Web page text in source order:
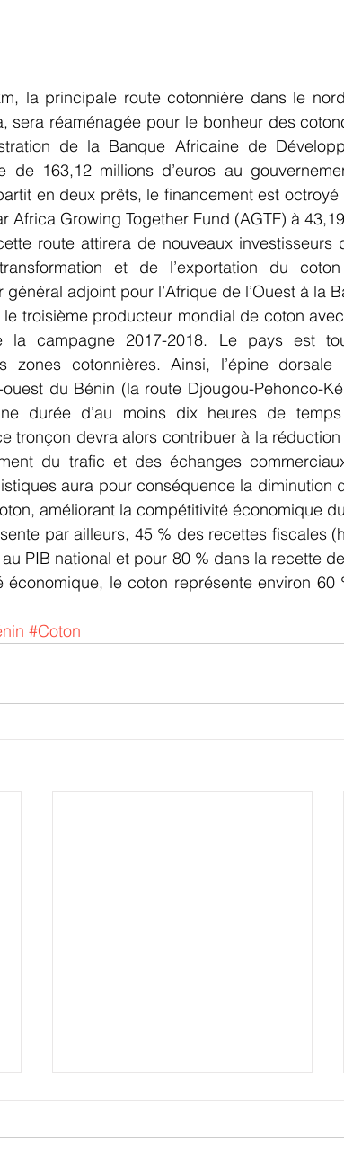
la principale route cotonnière dans le
sera réaménagée pour le bonheur des
de la Banque Africaine de
de 163,12 millions d’euros au
en deux prêts, le financement est
Africa Growing Together Fund (AGTF) à
route attirera de nouveaux
et de l’exportation du
général adjoint pour l’Afrique de l’Ouest à la
le troisième producteur mondial de coton
la campagne 2017-2018. Le pays est
zones cotonnières. Ainsi, l’épine
du Bénin (la route Djougou-Pehonco-
durée d’au moins dix heures de
tronçon devra alors contribuer à la
du trafic et des échanges
aura pour conséquence la diminution
améliorant la compétitivité économique
par ailleurs, 45 % des recettes fiscales
PIB national et pour 80 % dans la recette
le coton représente environ 60
#Coton